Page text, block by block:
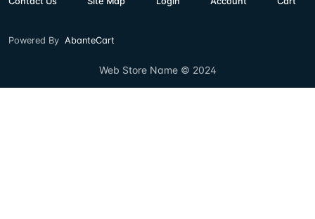
Powered By AbanteCart
Web Store Name © 2024